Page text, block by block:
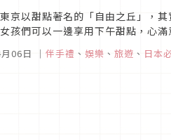
京以甜點著名的「自由之丘」，
孩們可以一邊享用下午甜點，心滿
06日 ｜ 伴手禮 、 娛樂 、 旅遊 、 日本